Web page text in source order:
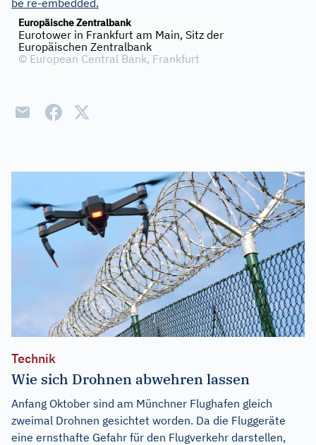
be re-embedded.
Europäische Zentralbank
Eurotower in Frankfurt am Main, Sitz der
Europäischen Zentralbank
© European Central Bank, Frankfurt
Technik
Wie sich Drohnen abwehren lassen
Anfang Oktober sind am Münchner Flughafen gleich
zweimal Drohnen gesichtet worden. Da die Fluggeräte
eine ernsthafte Gefahr für den Flugverkehr darstellen,